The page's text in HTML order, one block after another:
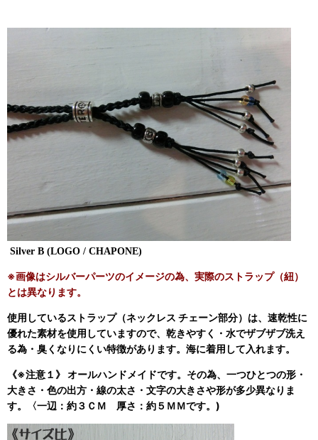
Silver B (LOGO / CHAPONE)
※画像はシルバーパーツのイメージの為、実際のストラップ（紐）
とは異なります。
使用しているストラップ（ネックレス チェーン部分）は、速乾性に
優れた素材を使用していますので、乾きやすく・水でザブザブ洗え
る為・臭くなりにくい特徴があります。海に着用して入れます。
《※注意１》 オールハンドメイドです。その為、一つひとつの形・
大きさ・色の出方・線の太さ・文字の大きさや形が多少異なりま
す。〈一辺：約３ＣＭ 厚さ：約５ＭＭです。)